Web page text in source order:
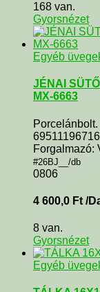
168 van.
Gyorsnézet
Egyéb
JÉNAI
MX-6663
Porcelánbolt.
Forgalmazó:
#26BJ__/db
0806
4 600,0 Ft /
8 van.
Gyorsnézet
Egyéb